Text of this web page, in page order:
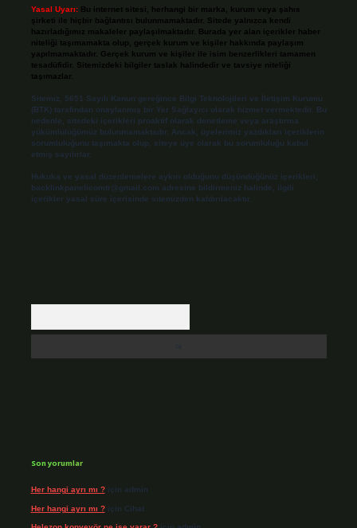
Yasal Uyarı: Bu internet sitesi, herhangi bir marka, kurum veya şahıs
şirketi ile hiçbir bağlantısı bulunmamaktadır. Sitede yalnızca kendi
hazırladığımız makaleler paylaşılmaktadır. Burada yer alan içerikler haber
niteliği taşımamakta olup, gerçek kurum ve kişiler hakkında paylaşım
yapılmamaktadır. Gerçek kurum ve kişiler ile isim benzerlikleri tamamen
tesadüfidir. Sitemizdeki bilgiler taslak halindedir ve tavsiye niteliği
taşımazlar.
Sitemiz, 5651 Sayılı Kanun gereğince Bilgi Teknolojileri ve İletişim Kurumu
(BTK) tarafından onaylanmış bir Yer Sağlayıcı olarak hizmet vermektedir. Bu
nedenle, sitedeki içerikleri proaktif olarak denetleme veya araştırma
yükümlülüğümüz bulunmamaktadır. Ancak, üyelerimiz yazdıkları içeriklerin
sorumluluğunu taşımakta olup, siteye üye olarak bu sorumluluğu kabul
etmiş sayılırlar.
Hukuka ve yasal düzenlemelere aykırı olduğunu düşündüğünüz içerikleri,
backlinkpanelicomtr@gmail.com adresine bildirmeniz halinde, ilgili
içerikler yasal süre içerisinde sitemizden kaldırılacaktır.
Son yorumlar
Her hangi ayrı mı ?için admin
Her hangi ayrı mı ?için Cihat